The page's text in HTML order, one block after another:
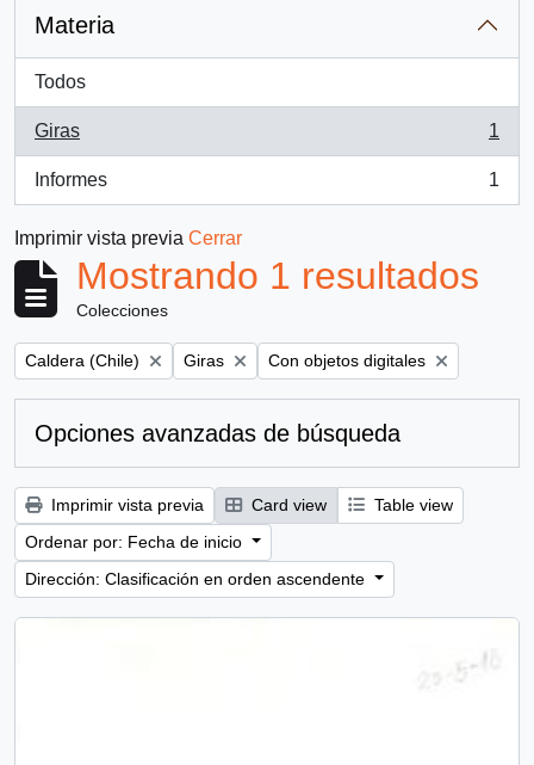
Materia
Todos
Giras
, 1 resultados
1
Informes
, 1 resultados
1
Imprimir vista previa Cerrar
Mostrando 1 resultados
Colecciones
Remove filter:
Caldera (Chile) Remove filter:
Giras Remove filter:
Con objetos digitales
Opciones avanzadas de búsqueda
Imprimir vista previa Card view
Table view
Ordenar por: Fecha de inicio
Dirección: Clasificación en orden ascendente